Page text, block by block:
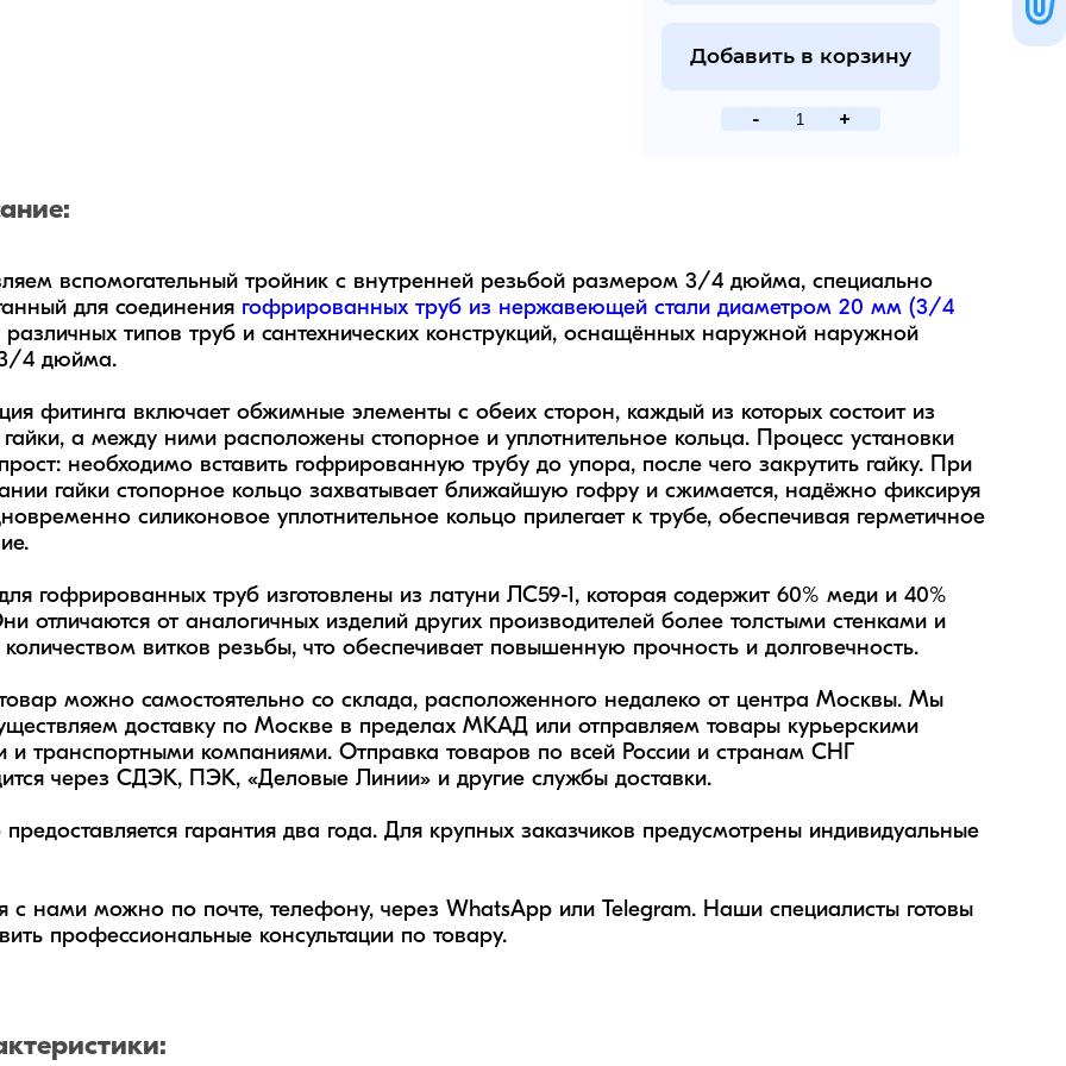
Добавить в корзину
- +
вспомогательный тройник с внутренней резьбой размером 3/4 дюйма, специально
для соединения гофрированных труб из нержавеющей стали диаметром 20 мм (3/4
типов труб и сантехнических конструкций, оснащённых наружной наружной
4 дюйма.
фитинга включает обжимные элементы с обеих сторон, каждый из которых состоит из
а между ними расположены стопорное и уплотнительное кольца. Процесс установки
необходимо вставить гофрированную трубу до упора, после чего закрутить гайку. При
гайки стопорное кольцо захватывает ближайшую гофру и сжимается, надёжно фиксируя
силиконовое уплотнительное кольцо прилегает к трубе, обеспечивая герметичное
гофрированных труб изготовлены из латуни ЛС59-1, которая содержит 60% меди и 40%
отличаются от аналогичных изделий других производителей более толстыми стенками и
витков резьбы, что обеспечивает повышенную прочность и долговечность.
можно самостоятельно со склада, расположенного недалеко от центра Москвы. Мы
доставку по Москве в пределах МКАД или отправляем товары курьерскими
и транспортными компаниями. Отправка товаров по всей России и странам СНГ
через СДЭК, ПЭК, «Деловые Линии» и другие службы доставки.
гарантия два года. Для крупных заказчиков предусмотрены индивидуальные
с нами можно по почте, телефону, через WhatsApp или Telegram. Наши специалисты готовы
профессиональные консультации по товару.